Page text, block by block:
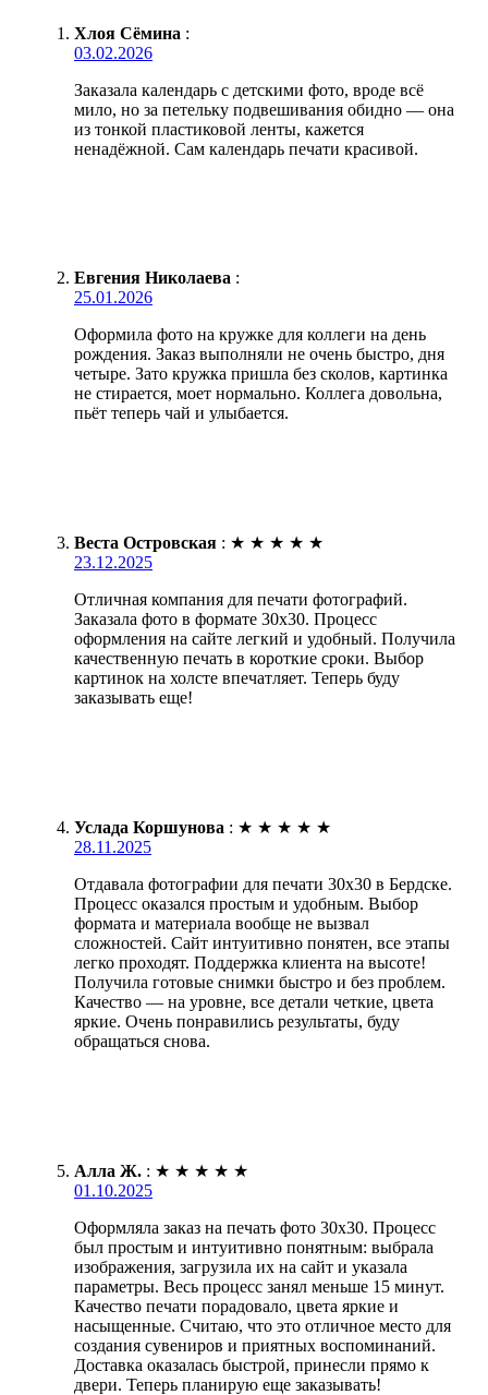
Хлоя Сёмина :
03.02.2026
Заказала календарь с детскими фото, вроде всё
мило, но за петельку подвешивания обидно — она
из тонкой пластиковой ленты, кажется
ненадёжной. Сам календарь печати красивой.
Евгения Николаева :
25.01.2026
Оформила фото на кружке для коллеги на день
рождения. Заказ выполняли не очень быстро, дня
четыре. Зато кружка пришла без сколов, картинка
не стирается, моет нормально. Коллега довольна,
пьёт теперь чай и улыбается.
Веста Островская : ★ ★ ★ ★ ★
23.12.2025
Отличная компания для печати фотографий.
Заказала фото в формате 30х30. Процесс
оформления на сайте легкий и удобный. Получила
качественную печать в короткие сроки. Выбор
картинок на холсте впечатляет. Теперь буду
заказывать еще!
Услада Коршунова : ★ ★ ★ ★ ★
28.11.2025
Отдавала фотографии для печати 30х30 в Бердске.
Процесс оказался простым и удобным. Выбор
формата и материала вообще не вызвал
сложностей. Сайт интуитивно понятен, все этапы
легко проходят. Поддержка клиента на высоте!
Получила готовые снимки быстро и без проблем.
Качество — на уровне, все детали четкие, цвета
яркие. Очень понравились результаты, буду
обращаться снова.
Алла Ж. : ★ ★ ★ ★ ★
01.10.2025
Оформляла заказ на печать фото 30х30. Процесс
был простым и интуитивно понятным: выбрала
изображения, загрузила их на сайт и указала
параметры. Весь процесс занял меньше 15 минут.
Качество печати порадовало, цвета яркие и
насыщенные. Считаю, что это отличное место для
создания сувениров и приятных воспоминаний.
Доставка оказалась быстрой, принесли прямо к
двери. Теперь планирую еще заказывать!